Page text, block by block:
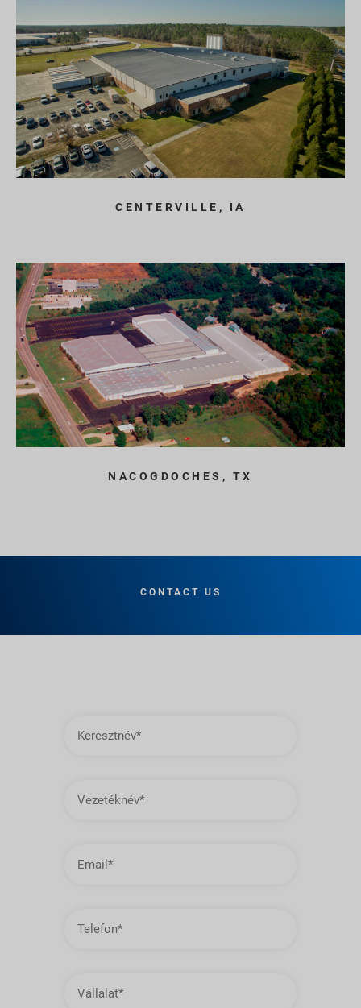
CENTERVILLE, IA
NACOGDOCHES, TX
CONTACT US
mail
cím